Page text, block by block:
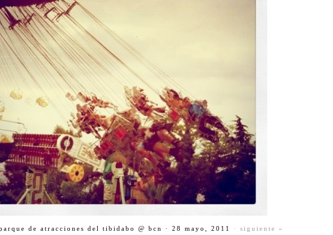
de atracciones del tibidabo @ bcn · 28 mayo, 2011 · siguiente »